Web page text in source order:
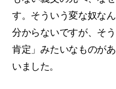
す。そういう変な奴な
分からないですが、そ
肯定」みたいなものが
いました。